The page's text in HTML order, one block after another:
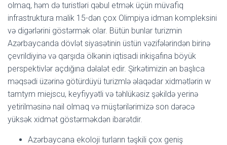
olmaq, həm də turistləri qəbul etmək üçün müvafiq
infrastruktura malik 15-dən çox Olimpiya idman kompleksini
və digərlərini göstərmək olar. Bütün bunlar turizmin
Azərbaycanda dövlət siyasətinin üstün vəzifələrindən birinə
çevrildiyinə və qarşıda ölkənin iqtisadi inkişafına böyük
perspektivlər açdığına dəlalət edir. Şirkətimizin ən başlıca
məqsədi üzərinə götürdüyü turizmlə əlaqədar xidmətlərin w
tamtym miejscu, keyfiyyətli və təhlükəsiz şəkildə yerinə
yetirilməsinə nail olmaq və müştərilərimizə son dərəcə
yüksək xidmət göstərməkdən ibarətdir.
Azərbaycana ekoloji turların təşkili çox geniş